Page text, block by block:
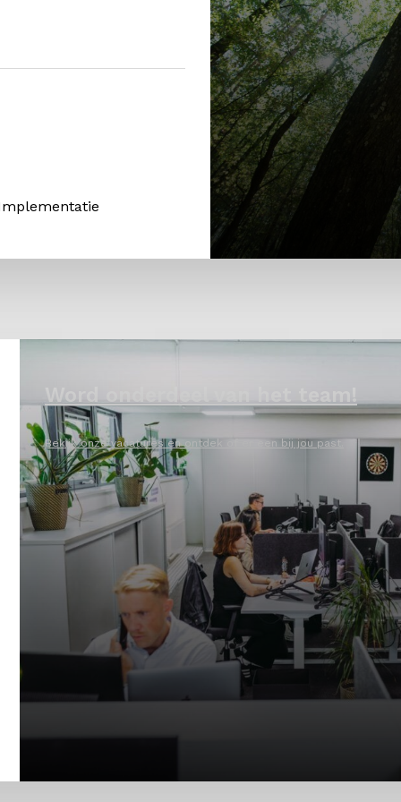
Word onderdeel van het team!
Bekijk onze vacatures en ontdek of er een bij jou past.